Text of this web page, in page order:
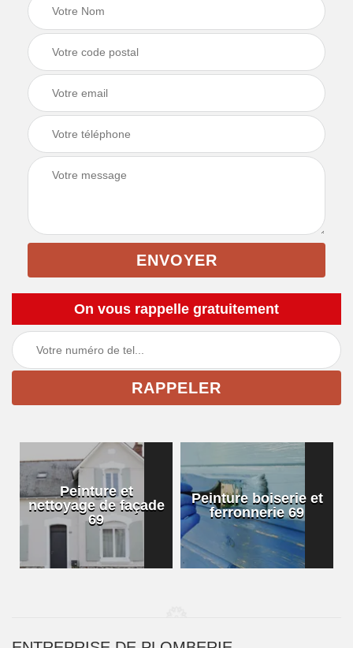
On vous rappelle gratuitement
Peinture et
nettoyage de façade
69
Peinture boiserie et
ferronnerie 69